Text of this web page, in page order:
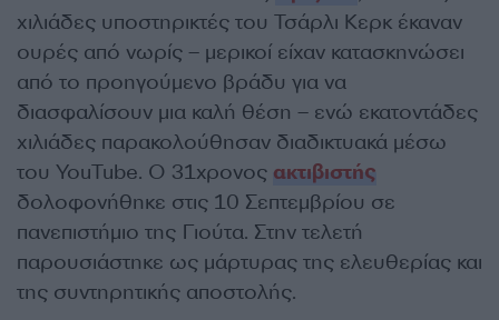
χιλιάδες υποστηρικτές του Τσάρλι Κερκ έκαναν
ουρές από νωρίς – μερικοί είχαν κατασκηνώσει
από το προηγούμενο βράδυ για να
διασφαλίσουν μια καλή θέση – ενώ εκατοντάδες
χιλιάδες παρακολούθησαν διαδικτυακά μέσω
του YouTube. Ο 31χρονος ακτιβιστής
δολοφονήθηκε στις 10 Σεπτεμβρίου σε
πανεπιστήμιο της Γιούτα. Στην τελετή
παρουσιάστηκε ως μάρτυρας της ελευθερίας και
της συντηρητικής αποστολής.